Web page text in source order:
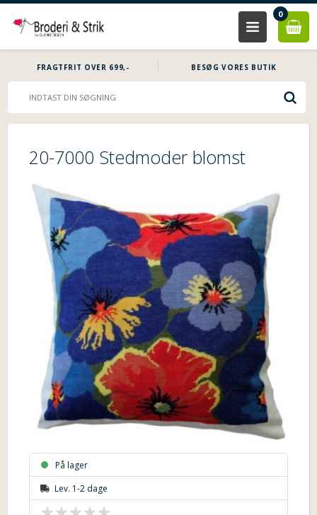
0
FRAGTFRIT OVER 699,- BESØG VORES BUTIK
20-7000 Stedmoder blomst
På lager
Lev. 1-2 dage